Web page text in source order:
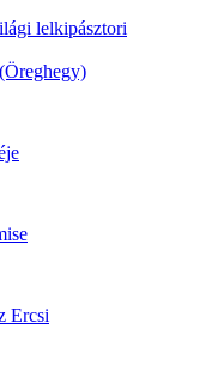
lelkipásztori
Ercsi